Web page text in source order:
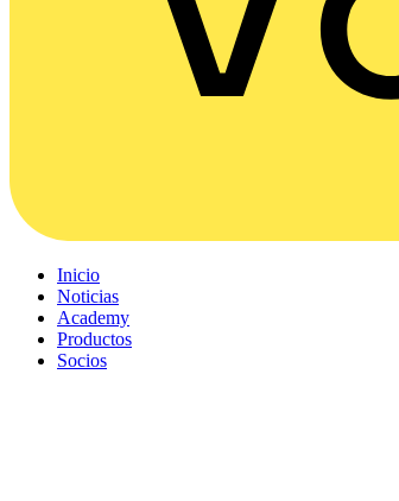
Inicio
Noticias
Academy
Productos
Socios